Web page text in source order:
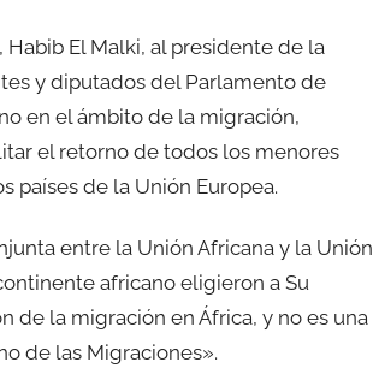
El Malki, al presidente de la
y diputados del Parlamento de
en el ámbito de la migración,
el retorno de todos los menores
países de la Unión Europea.
entre la Unión Africana y la Unión
africano eligieron a Su
de la migración en África, y no es una
de las Migraciones».